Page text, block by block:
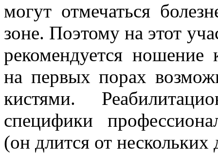
могут отмечаться
зоне. Поэтому на этот
рекомендуется ношение
на первых порах
кистями.
специфики
(он длится от